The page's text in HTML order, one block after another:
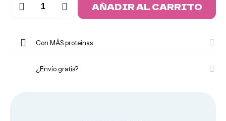
cantidad
AÑADIR AL CARRITO
Con MÁS proteinas
¿Envío gratis?